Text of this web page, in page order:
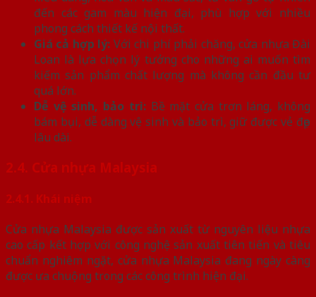
đến các gam màu hiện đại, phù hợp với nhiều
phong cách thiết kế nội thất.
Giá cả hợp lý: Với chi phí phải chăng, cửa nhựa Đài
Loan là lựa chọn lý tưởng cho những ai muốn tìm
kiếm sản phẩm chất lượng mà không cần đầu tư
quá lớn.
Dễ vệ sinh, bảo trì:Bề mặt cửa trơn láng, không
bám bụi, dễ dàng vệ sinh và bảo trì, giữ được vẻ đẹp
lâu dài.
2.4. Cửa nhựa Malaysia
2.4.1. Khái niệm
Cửa nhựa Malaysia được sản xuất từ nguyên liệu nhựa
cao cấp kết hợp với công nghệ sản xuất tiên tiến và tiêu
chuẩn nghiêm ngặt, cửa nhựa Malaysia đang ngày càng
được ưa chuộng trong các công trình hiện đại.